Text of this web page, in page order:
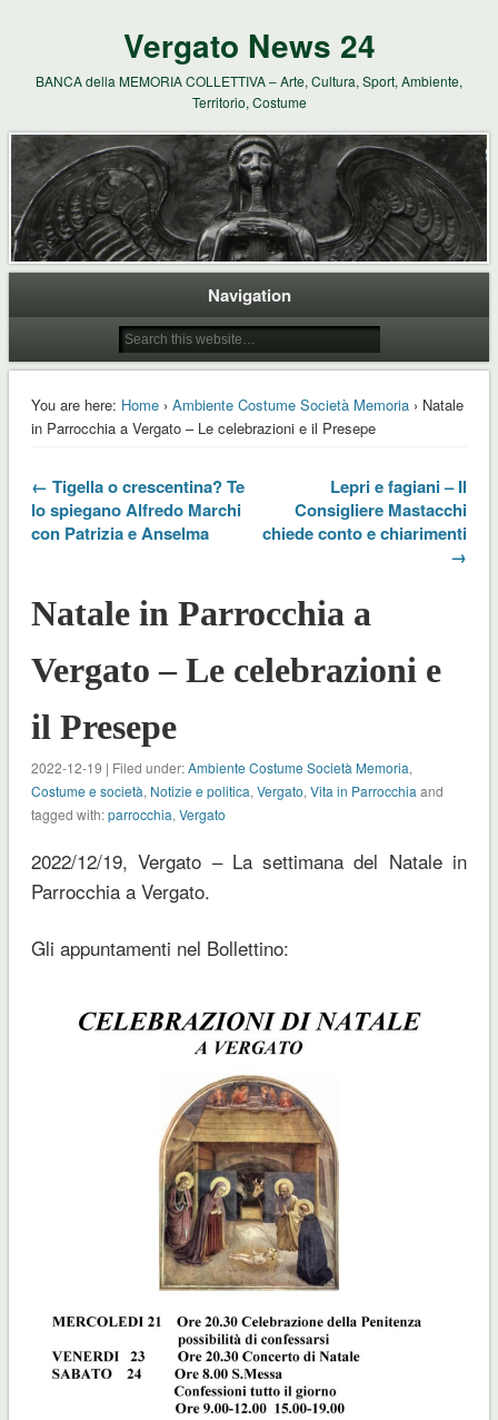
Vergato News 24
BANCA della MEMORIA COLLETTIVA – Arte, Cultura, Sport, Ambiente,
Territorio, Costume
Navigation
You are here: Home› Ambiente Costume Società Memoria› Natale
in Parrocchia a Vergato – Le celebrazioni e il Presepe
← Tigella o crescentina? Te
lo spiegano Alfredo Marchi
con Patrizia e Anselma
Lepri e fagiani – Il
Consigliere Mastacchi
chiede conto e chiarimenti
→
Natale in Parrocchia a
Vergato – Le celebrazioni e
il Presepe
2022-12-19 | Filed under:Ambiente Costume Società Memoria,
Costume e società, Notizie e politica, Vergato, Vita in Parrocchia and
tagged with:parrocchia, Vergato
2022/12/19, Vergato – La settimana del Natale in
Parrocchia a Vergato.
Gli appuntamenti nel Bollettino: